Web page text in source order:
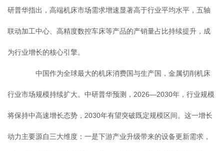
研普华指出，高端机床市场需求增速显著高于行业平均水平，五轴
联动加工中心、高精度数控车床等产品的产销量占比持续提升，成
为行业增长的核心引擎。
中国作为全球最大的机床消费国与生产国，金属切削机床
行业市场规模持续扩大。中研普华预测，2026—2030年，行业规模
将保持中高速增长态势，2030年有望突破既定规模区间。这一增长
动力主要源自三大维度：一是下游产业升级带来的设备更新需求，